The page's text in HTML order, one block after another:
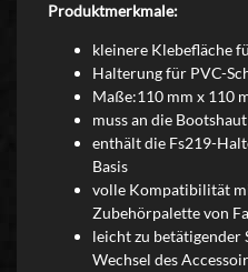
Produktmerkmale:
kleinere Klebefläche
Halterung für PVC-
Maße:110 mm x 110
muss an die
enthält die Fs219-
Basis
volle Kompatibilität
Zubehörpalette von
leicht zu betätigender
Wechsel des